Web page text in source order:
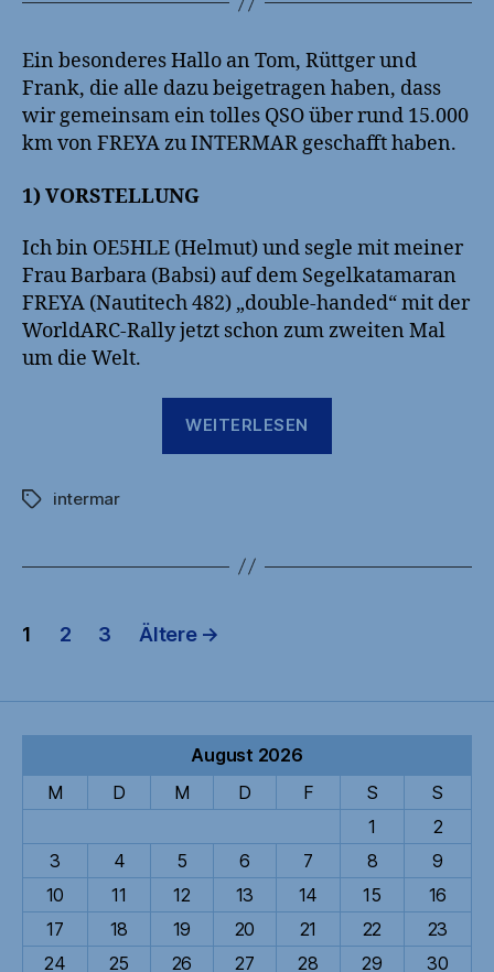
Ein besonderes Hallo an Tom, Rüttger und
Frank, die alle dazu beigetragen haben, dass
wir gemeinsam ein tolles QSO über rund 15.000
km von FREYA zu INTERMAR geschafft haben.
1) VORSTELLUNG
Ich bin OE5HLE (Helmut) und segle mit meiner
Frau Barbara (Babsi) auf dem Segelkatamaran
FREYA (Nautitech 482) „double-handed“ mit der
WorldARC-Rally jetzt schon zum zweiten Mal
um die Welt.
WEITERLESEN
Schlagwörter
intermar
Seitennummerierung
Beiträge
1 2 3 Ältere →
August 2026
M
D M D F S
S
1
2
3
4 5 6 7 8
9
10
11 12 13 14 15
16
17
18 19 20 21 22
23
24
25 26 27 28 29 30